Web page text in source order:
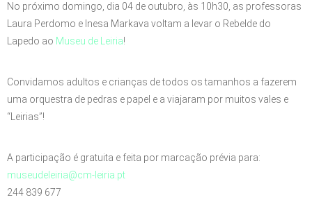
No próximo domingo, dia 04 de outubro, às 10h30, as professoras
Laura Perdomo e Inesa Markava voltam a levar o Rebelde do
Lapedo ao Museu de Leiria!
Convidamos adultos e crianças de todos os tamanhos a fazerem
uma orquestra de pedras e papel e a viajaram por muitos vales e
“Leirias”!
A participação é gratuita e feita por marcação prévia para:
museudeleiria@cm-leiria.pt
244 839 677